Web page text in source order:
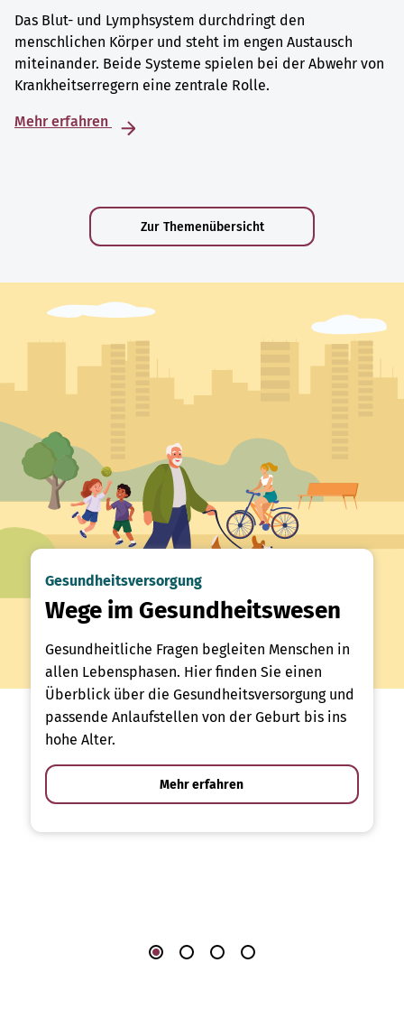
Das Blut- und Lymphsystem durchdringt den
menschlichen Körper und steht im engen Austausch
miteinander. Beide Systeme spielen bei der Abwehr von
Krankheitserregern eine zentrale Rolle.
Mehr erfahren
Zur Themenübersicht
Gesundheitsversorgung
Wege im Gesundheitswesen
Gesundheitliche Fragen begleiten Menschen in
allen Lebensphasen. Hier finden Sie einen
Überblick über die Gesundheitsversorgung und
passende Anlaufstellen von der Geburt bis ins
hohe Alter.
Mehr erfahren